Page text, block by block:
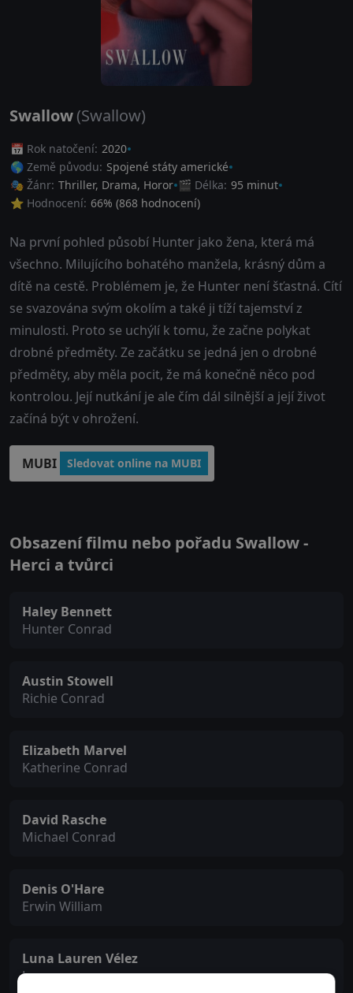
Swallow(Swallow)
📅 Rok natočení: 2020
🌎 Země původu: Spojené státy americké
🎭 Žánr: Thriller, Drama, Horor 🎬 Délka: 95 minut
⭐ Hodnocení: 66% (868 hodnocení)
Na první pohled působí Hunter jako žena, která má
všechno. Milujícího bohatého manžela, krásný dům a
dítě na cestě. Problémem je, že Hunter není šťastná. Cítí
se svazována svým okolím a také ji tíží tajemství z
minulosti. Proto se uchýlí k tomu, že začne polykat
drobné předměty. Ze začátku se jedná jen o drobné
předměty, aby měla pocit, že má konečně něco pod
kontrolou. Její nutkání je ale čím dál silnější a její život
začíná být v ohrožení.
MUBI Sledovat online na MUBI
Obsazení filmu nebo pořadu Swallow -
Herci a tvůrci
Haley Bennett
Hunter Conrad
Austin Stowell
Richie Conrad
Elizabeth Marvel
Katherine Conrad
David Rasche
Michael Conrad
Denis O'Hare
Erwin William
Luna Lauren Vélez
Lucy